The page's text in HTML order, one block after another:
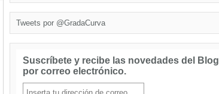
Tweets por @GradaCurva
Suscríbete y recibe las novedades del Blog
por correo electrónico.